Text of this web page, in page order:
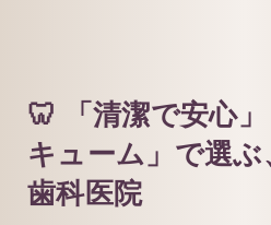
🦷 「清潔で安心
キューム」で選
歯科医院